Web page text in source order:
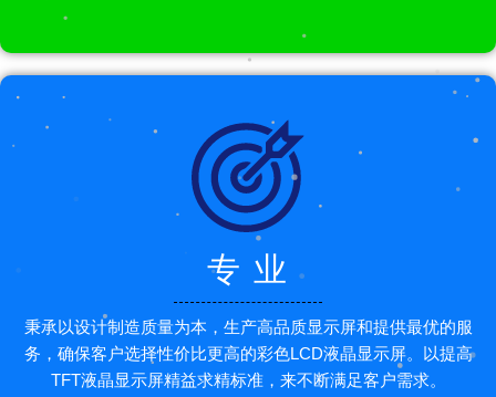
专 业
秉承以设计制造质量为本，生产高品质显示屏和提供最优的服
务，确保客户选择性价比更高的彩色LCD液晶显示屏。以提高
TFT液晶显示屏精益求精标准，来不断满足客户需求。